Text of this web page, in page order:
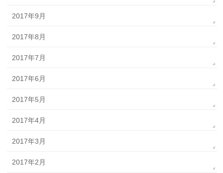
2017年9月
2017年8月
2017年7月
2017年6月
2017年5月
2017年4月
2017年3月
2017年2月